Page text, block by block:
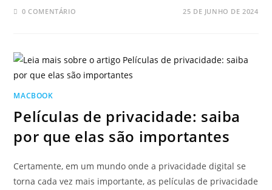
0 COMENTÁRIO 25 DE JUNHO DE 2024
MACBOOK
Películas de privacidade: saiba
por que elas são importantes
Certamente, em um mundo onde a privacidade digital se
torna cada vez mais importante, as películas de privacidade